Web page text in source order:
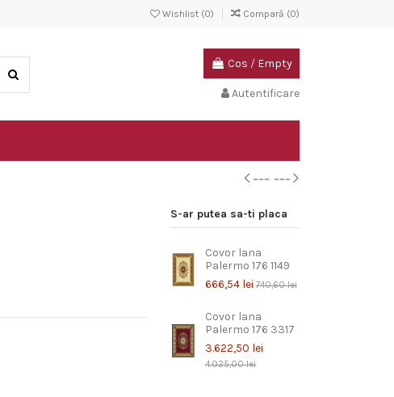
Wishlist (0) Compară (0)
Cos / Empty
Autentificare
S-ar putea sa-ti placa
Covor lana
Palermo 176 1149
666,54 lei 740,60 lei
Covor lana
Palermo 176 3317
3.622,50 lei
4.025,00 lei